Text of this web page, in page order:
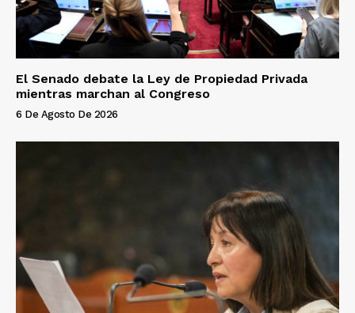
El Senado debate la Ley de Propiedad Privada
mientras marchan al Congreso
6 De Agosto De 2026